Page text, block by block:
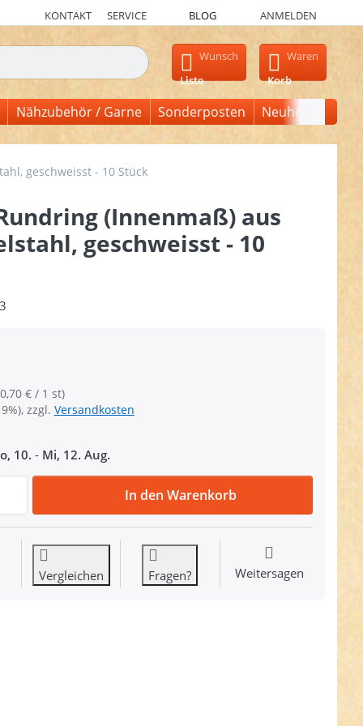
KONTAKT SERVICE BLOG ANMELDEN
erscheinen automatisch erste Ergebnisse. Drücken Sie die
Wunsch
Liste
Waren
Korb
Nähzubehör / Garne Sonderposten Neuheiten
geschweisst - 10 Stück
(Innenmaß) aus
geschweisst - 10
€ / 1 st)
zzgl. Versandkosten
10. - Mi, 12. Aug.
30mm Rundring (Innenmaß) aus V4A Edelstahl,
In den Warenkorb
Vergleichen Fragen? Weitersagen